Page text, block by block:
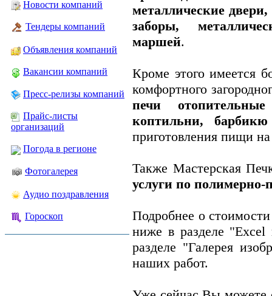
Новости компаний
Тендеры компаний
Объявления компаний
Вакансии компаний
Пресс-релизы компаний
Прайс-листы
организаций
Погода в регионе
Фотогалерея
Аудио поздравления
Гороскоп
металлические
заборы,
маршей.
Кроме этого имеется
комфортного
печи
коптильни, барбикю
приготовления пищи
Также Мастерская
услуги по
Подробнее о
ниже в разделе
разделе "Галерея
наших работ.